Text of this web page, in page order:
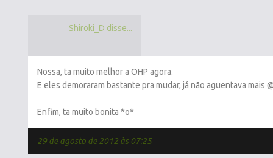
Shiroki_D disse...
Nossa, ta muito melhor a OHP agora.
E eles demoraram bastante pra mudar, já não aguentava mais
Enfim, ta muito bonita *o*
29 de agosto de 2012 às 07:25